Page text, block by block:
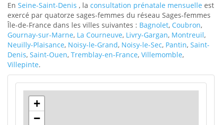
En Seine-Saint-Denis , la consultation prénatale mensuelle est
exercé par quatorze sages-femmes du réseau Sages-femmes
Île-de-France dans les villes suivantes : Bagnolet, Coubron,
Gournay-sur-Marne, La Courneuve, Livry-Gargan, Montreuil,
Neuilly-Plaisance, Noisy-le-Grand, Noisy-le-Sec, Pantin, Saint-
Denis, Saint-Ouen, Tremblay-en-France, Villemomble,
Villepinte.
+
−